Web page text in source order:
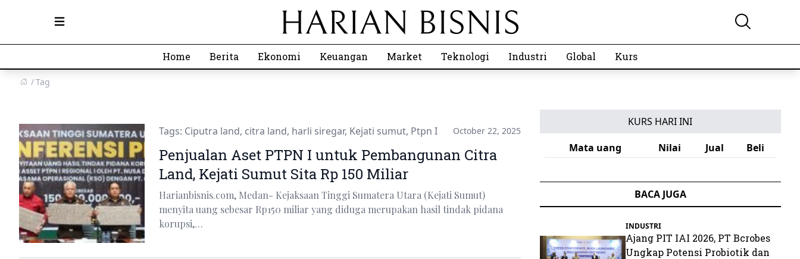
Open main menu
Home Berita Ekonomi Keuangan Market Teknologi Industri Global Kurs
Tag
Tags: Ciputra land, citra land, harli siregar, Kejati sumut, Ptpn I October 22, 2025
Penjualan Aset PTPN I untuk Pembangunan Citra
Land, Kejati Sumut Sita Rp 150 Miliar
Harianbisnis.com, Medan- Kejaksaan Tinggi Sumatera Utara (Kejati Sumut)
menyita uang sebesar Rp150 miliar yang diduga merupakan hasil tindak pidana
korupsi,…
KURS HARI INI
Mata uang
Nilai Jual Beli
BACA JUGA
INDUSTRI
Ajang PIT IAI 2026, PT Bcrobes
Ungkap Potensi Probiotik dan